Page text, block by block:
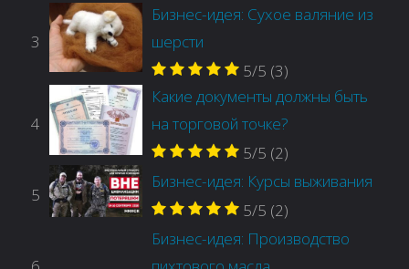
3
Бизнес-идея: Сухое валяние из
шерсти
5/5 (3)
4
Какие документы должны быть
на торговой точке?
5/5 (2)
5
Бизнес-идея: Курсы выживания
5/5 (2)
Бизнес-идея: Производство